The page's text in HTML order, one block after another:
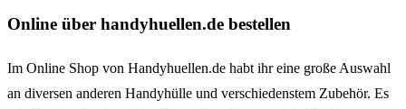
Online über handyhuellen.de bestellen
Im Online Shop von Handyhuellen.de habt ihr eine große Auswahl
an diversen anderen Handyhülle und verschiedenstem Zubehör. Es